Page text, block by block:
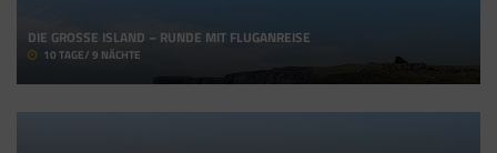
DIE GROSSE ISLAND – RUNDE MIT FLUGANREISE
10 TAGE/ 9 NÄCHTE